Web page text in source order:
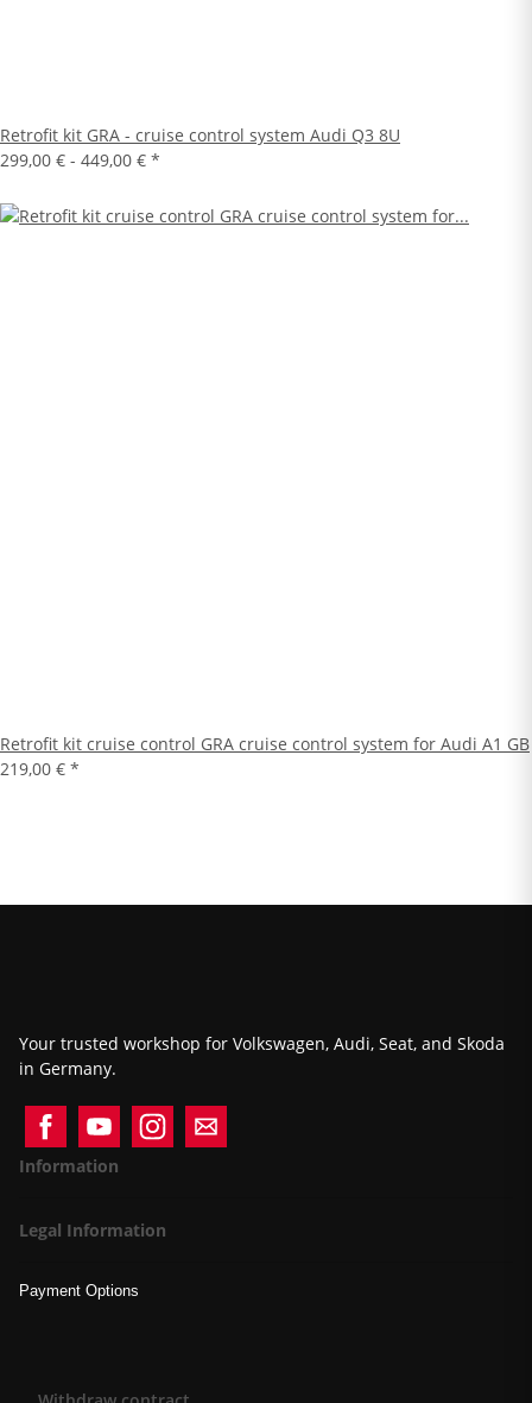
Retrofit kit GRA - cruise control system Audi Q3 8U
299,00 € - 449,00 € *
Retrofit kit cruise control GRA cruise control system for Audi A1 GB
219,00 € *
Your trusted workshop for Volkswagen, Audi, Seat, and Skoda
in Germany.
Information
Legal Information
Payment Options